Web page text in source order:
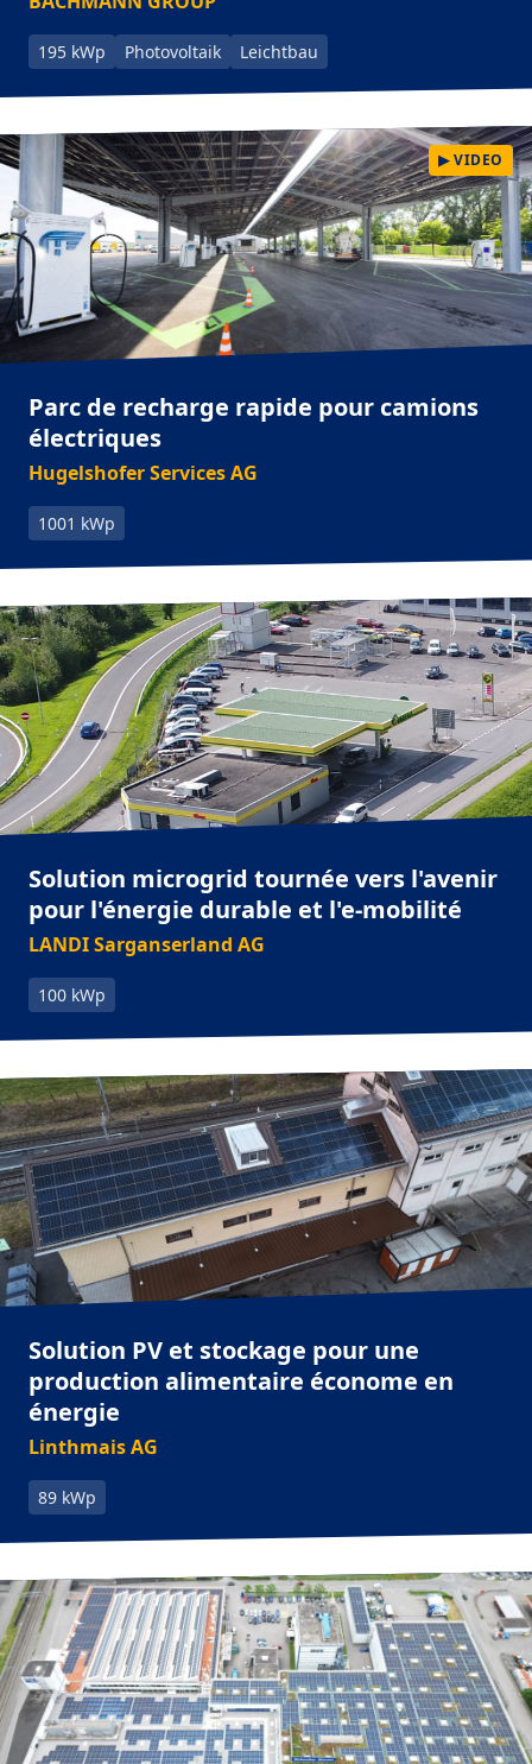
195 kWp Photovoltaik Leichtbau
▶ VIDEO
Parc de recharge rapide pour camions
électriques
Hugelshofer Services AG
1001 kWp
Solution microgrid tournée vers l'avenir
pour l'énergie durable et l'e-mobilité
LANDI Sarganserland AG
100 kWp
Solution PV et stockage pour une
production alimentaire économe en
énergie
Linthmais AG
89 kWp